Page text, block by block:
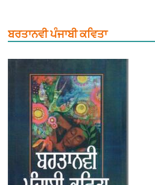
ਬਰਤਾਨਵੀ ਪੰਜਾਬੀ ਕਵਿਤਾ